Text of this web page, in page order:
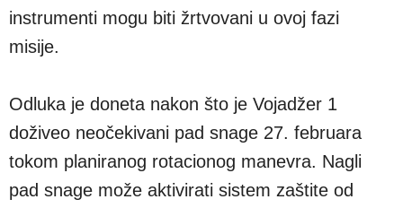
instrumenti mogu biti žrtvovani u ovoj fazi
misije.
Odluka je doneta nakon što je Vojadžer 1
doživeo neočekivani pad snage 27. februara
tokom planiranog rotacionog manevra. Nagli
pad snage može aktivirati sistem zaštite od